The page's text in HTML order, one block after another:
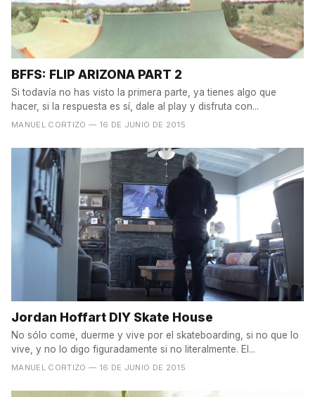
BFFS: FLIP ARIZONA PART 2
Si todavía no has visto la primera parte, ya tienes algo que
hacer, si la respuesta es sí, dale al play y disfruta con...
MANUEL CORTIZO — 16 DE JUNIO DE 2015
Jordan Hoffart DIY Skate House
No sólo come, duerme y vive por el skateboarding, si no que lo
vive, y no lo digo figuradamente si no literalmente. El...
MANUEL CORTIZO — 16 DE JUNIO DE 2015